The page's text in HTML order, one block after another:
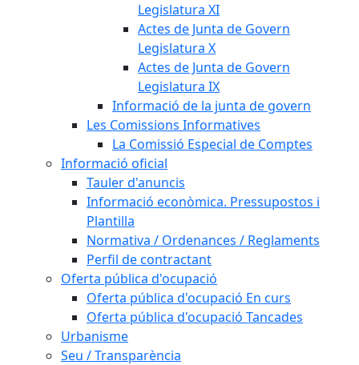
Legislatura XI
Actes de Junta de Govern
Legislatura X
Actes de Junta de Govern
Legislatura IX
Informació de la junta de govern
Les Comissions Informatives
La Comissió Especial de Comptes
Informació oficial
Tauler d'anuncis
Informació econòmica. Pressupostos i
Plantilla
Normativa / Ordenances / Reglaments
Perfil de contractant
Oferta pública d'ocupació
Oferta pública d'ocupació En curs
Oferta pública d'ocupació Tancades
Urbanisme
Seu / Transparència